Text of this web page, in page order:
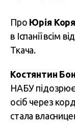
Про Юрія
в Іспанії всім
Ткача.
Костянтин
НАБУ
осіб через
стала